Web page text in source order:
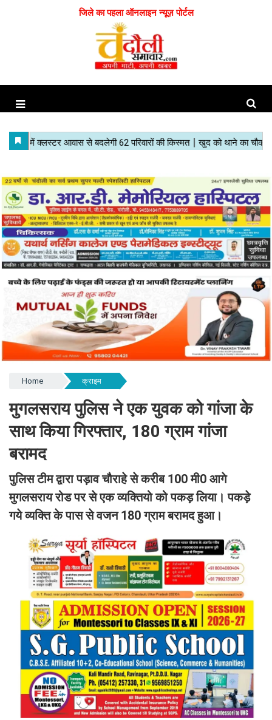
जिले का पहला ऑनलाइन न्यूज़ पोर्टल
Home क्राइम
मुगलसराय पुलिस ने एक युवक को गांजा के
साथ किया गिरफ्तार, 180 ग्राम गांजा
बरामद
पुलिस टीम द्वारा पड़ाव चौराहे से करीब 100 मी0 आगे
मुगलसराय रोड पर से एक व्यक्तियो को पकड़ लिया। पकड़े
गये व्यक्ति के पास से वजन 180 ग्राम बरामद हुआ।